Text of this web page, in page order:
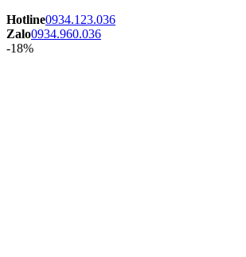
Hotline0934.123.036
Zalo0934.960.036
-18%